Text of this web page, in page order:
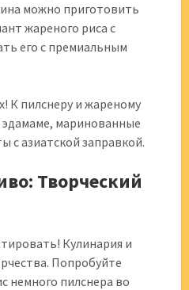
можно приготовить
жареного риса с
его с премиальным
К пилснеру и жареному
маринованные
с азиатской заправкой.
Творческий
Кулинария и
Попробуйте
немного пилснера во